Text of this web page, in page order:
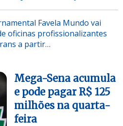
Favela Mundo vai
oficinas profissionalizantes
a partir…
Mega-Sena acumula
e pode pagar R$ 125
milhões na quarta-
feira